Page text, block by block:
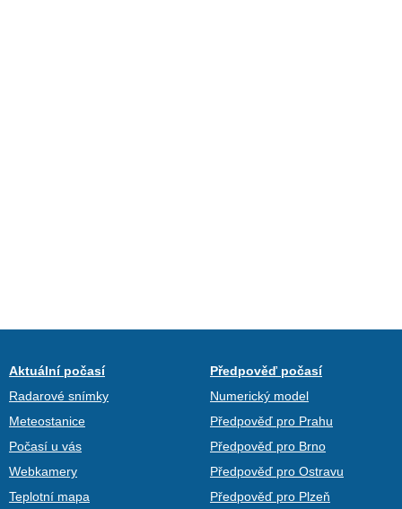
Aktuální počasí
Radarové snímky
Meteostanice
Počasí u vás
Webkamery
Teplotní mapa
Předpověď počasí
Numerický model
Předpověď pro Prahu
Předpověď pro Brno
Předpověď pro Ostravu
Předpověď pro Plzeň